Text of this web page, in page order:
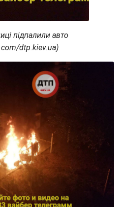
підпалили авто
dtp.kiev.ua)